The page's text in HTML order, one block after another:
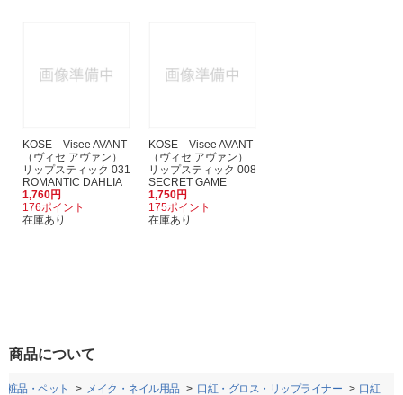
KOSE Visee AVANT
（ヴィセ アヴァン）
リップスティック 031
ROMANTIC DAHLIA
1,760円
176ポイント
在庫あり
KOSE Visee AVANT
（ヴィセ アヴァン）
リップスティック 008
SECRET GAME
1,750円
175ポイント
在庫あり
商品について
粧品・ペット メイク・ネイル用品 口紅・グロス・リップライナー 口紅